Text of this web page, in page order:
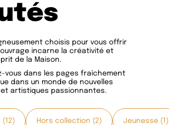
choisis pour vous offrir
incarne la créativité et
de la Maison.
vous dans les pages fraîchement
dans un monde de nouvelles
artistiques passionnantes.
Hors collection (2) Jeunesse (1)